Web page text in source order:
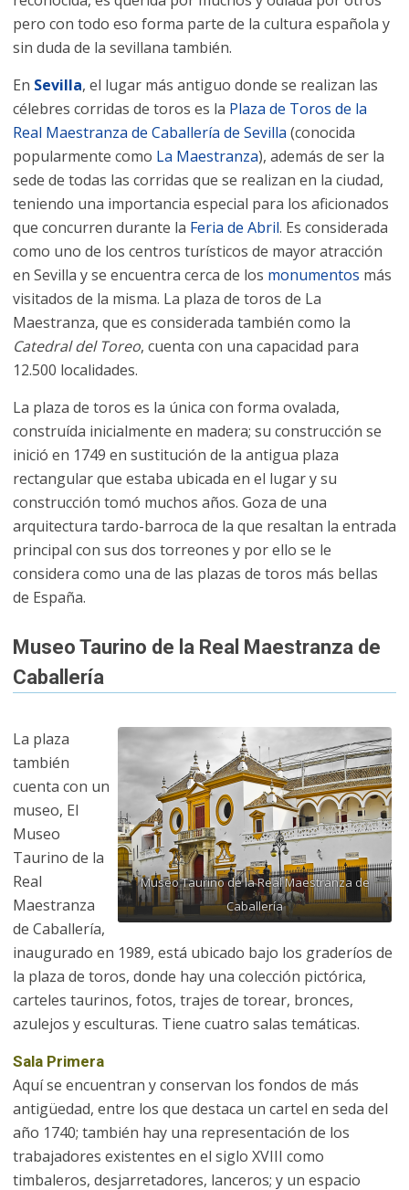
pero con todo eso forma parte de la cultura española y
sin duda de la sevillana también.
En Sevilla, el lugar más antiguo donde se realizan las
célebres corridas de toros es la Plaza de Toros de la
Real Maestranza de Caballería de Sevilla (conocida
popularmente como La Maestranza), además de ser la
sede de todas las corridas que se realizan en la ciudad,
teniendo una importancia especial para los aficionados
que concurren durante la Feria de Abril. Es considerada
como uno de los centros turísticos de mayor atracción
en Sevilla y se encuentra cerca de los monumentos más
visitados de la misma. La plaza de toros de La
Maestranza, que es considerada también como la
Catedral del Toreo, cuenta con una capacidad para
12.500 localidades.
La plaza de toros es la única con forma ovalada,
construída inicialmente en madera; su construcción se
inició en 1749 en sustitución de la antigua plaza
rectangular que estaba ubicada en el lugar y su
construcción tomó muchos años. Goza de una
arquitectura tardo-barroca de la que resaltan la entrada
principal con sus dos torreones y por ello se le
considera como una de las plazas de toros más bellas
de España.
Museo Taurino de la Real Maestranza de
Caballería
Museo Taurino de la Real Maestranza de
Caballería
La plaza
también
cuenta con un
museo, El
Museo
Taurino de la
Real
Maestranza
de Caballería,
inaugurado en 1989, está ubicado bajo los graderíos de
la plaza de toros, donde hay una colección pictórica,
carteles taurinos, fotos, trajes de torear, bronces,
azulejos y esculturas. Tiene cuatro salas temáticas.
Sala Primera
Aquí se encuentran y conservan los fondos de más
antigüedad, entre los que destaca un cartel en seda del
año 1740; también hay una representación de los
trabajadores existentes en el siglo XVIII como
timbaleros, desjarretadores, lanceros; y un espacio